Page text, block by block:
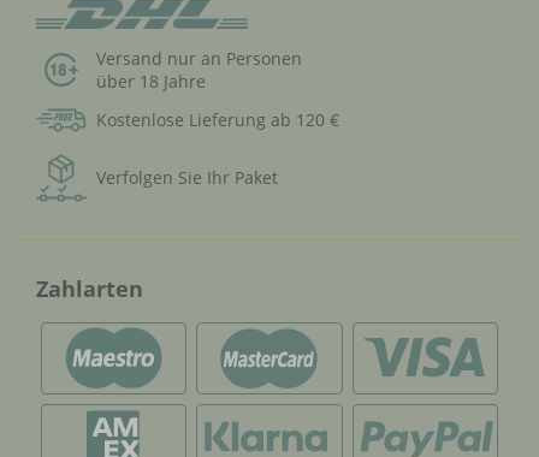
Versand nur an Personen
über 18 Jahre
Kostenlose Lieferung ab 120 €
Verfolgen Sie Ihr Paket
Zahlarten